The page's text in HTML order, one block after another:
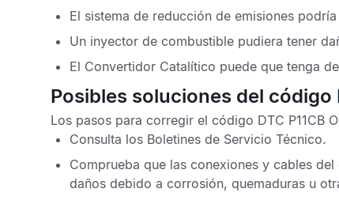
El sistema de reducción de emisiones
Un inyector de combustible pudiera tener
El Convertidor Catalítico puede que tenga
Posibles soluciones del código
Los pasos para corregir el código DTC P11CB
Consulta los Boletines de Servicio Técnico.
Comprueba que las conexiones y cables
daños debido a corrosión, quemaduras u